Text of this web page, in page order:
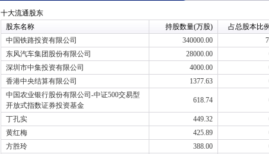
十大流通股东
股东名称
持股数量(万股) 占总股本比
中国铁路投资有限公司
340000.00
东风汽车集团股份有限公司
28000.00
深圳市中集投资有限公司
4000.00
香港中央结算有限公司
1377.63
中国农业银行股份有限公司-中证500交易型
开放式指数证券投资基金
618.74
丁孔实 449.32
黄红梅
425.89
方胜玲
388.00